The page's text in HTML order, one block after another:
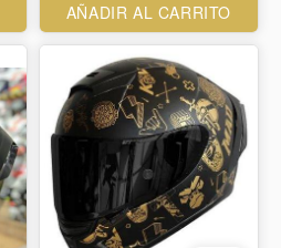
AÑADIR AL CARRITO